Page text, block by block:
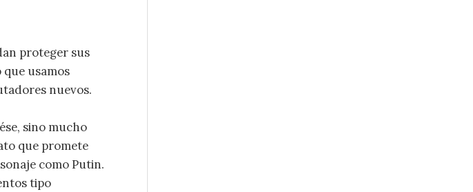
proteger sus
usamos
nuevos.
sino mucho
que promete
como Putin.
tipo